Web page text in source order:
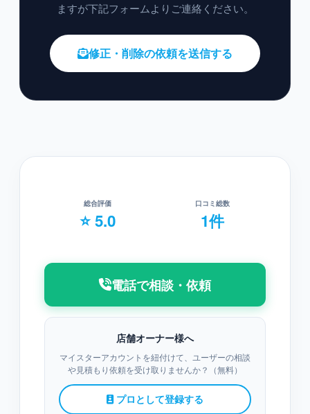
ますが下記フォームよりご連絡ください。
修正・削除の依頼を送信する
総合評価
⭐ 5.0
口コミ総数
1件
電話で相談・依頼
店舗オーナー様へ
マイスターアカウントを紐付けて、ユーザーの相談
や見積もり依頼を受け取りませんか？（無料）
プロとして登録する